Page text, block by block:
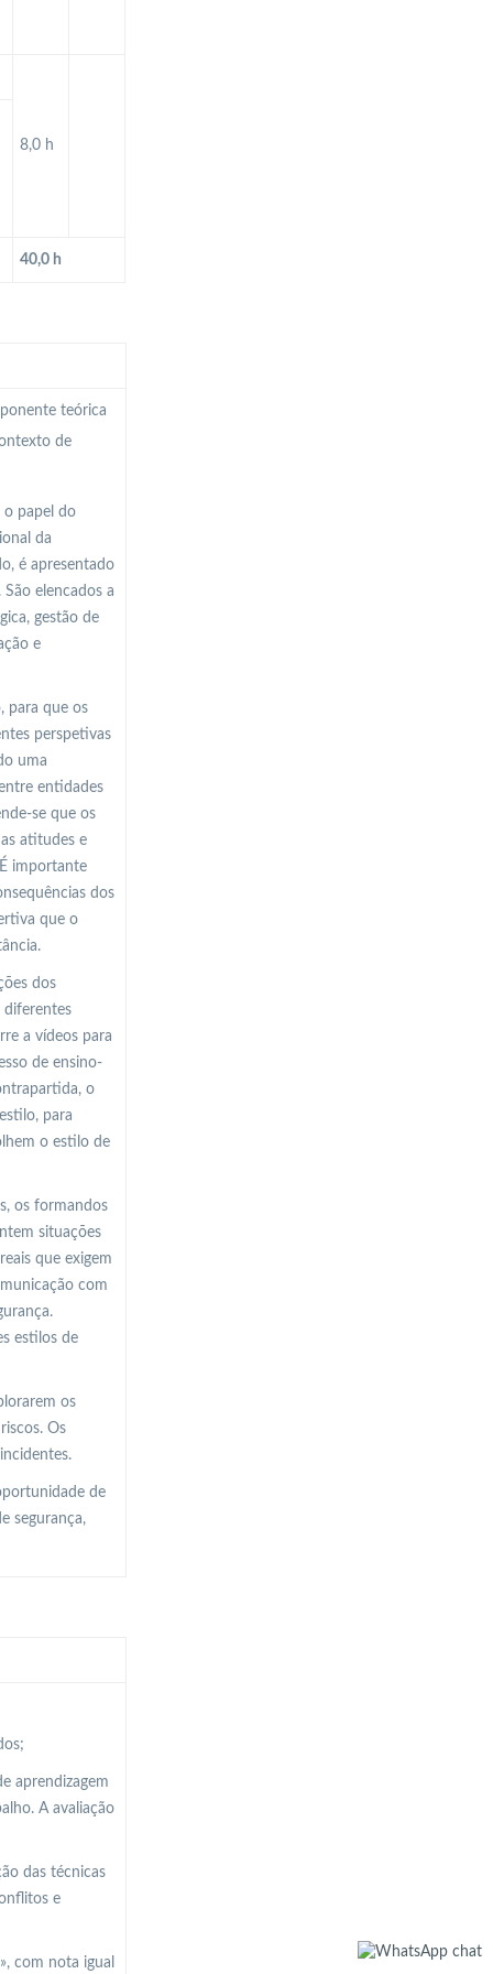
8,0 h
40,0 h
teórica
de
o papel do
da
é apresentado
elencados a
gestão de
e
para que os
perspetivas
uma
entidades
se que os
atitudes e
importante
dos
que o
dos
diferentes
a vídeos para
de ensino-
o
para
o estilo de
os formandos
situações
que exigem
com
estilos de
os
Os
de
segurança,
aprendizagem
A avaliação
das técnicas
e
com nota igual